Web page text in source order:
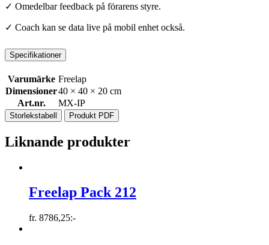
✓ Omedelbar feedback på förarens styre.
✓ Coach kan se data live på mobil enhet också.
Specifikationer
Varumärke Freelap
Dimensioner40 × 40 × 20 cm
Art.nr.
MX-IP
Storlekstabell Produkt PDF
Liknande produkter
Freelap Pack 212
fr. 8786,25:-